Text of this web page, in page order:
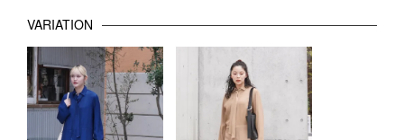
VARIATION